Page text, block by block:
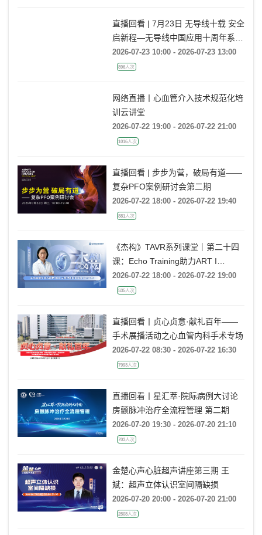
直播回看 | 7月23日 无导线十载 安全
启新程—无导线中国应用十周年系列
活动
2026-07-23 10:00 - 2026-07-23 13:00
896人次
网络直播丨心血管介入技术规范化培
训云讲堂
2026-07-22 19:00 - 2026-07-22 21:00
1016人次
直播回看 | 步步为营，破局有道——
复杂PFO案例研讨会第二期
2026-07-22 18:00 - 2026-07-22 19:40
881人次
《杰构》TAVR系列课堂｜第二十四
课：Echo Training助力ART I
Rebecca T. Hahn教授《主动脉瓣反
流的超声培训：从病理机制到临床诊
2026-07-22 18:00 - 2026-07-22 19:00
535人次
直播回看丨贞心贞意·献礼百年——
手术展播活动之心血管内科手术专场
2026-07-22 08:30 - 2026-07-22 16:30
7993人次
直播回看丨星汇萃·院际病例大讨论
房颤脉冲治疗全流程管理 第二期
2026-07-20 19:30 - 2026-07-20 21:10
703人次
金楚心声心脏超声讲座第三期 王
斌：超声立体认识室间隔缺损
2026-07-20 20:00 - 2026-07-20 21:00
2508人次